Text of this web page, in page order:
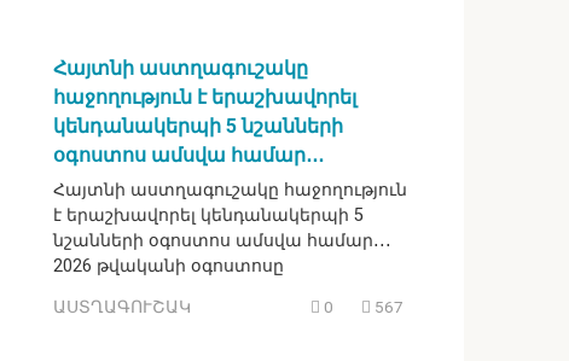
Հայտնի աստղագուշակը
հաջողություն է երաշխավորել
կենդանակերպի 5 նշանների
օգոստոս ամսվա համար․․․
Հայտնի աստղագուշակը հաջողություն
է երաշխավորել կենդանակերպի 5
նշանների օգոստոս ամսվա համար․․․
2026 թվականի օգոստոսը
ԱՍՏՂԱԳՈՒՇԱԿ 0 567